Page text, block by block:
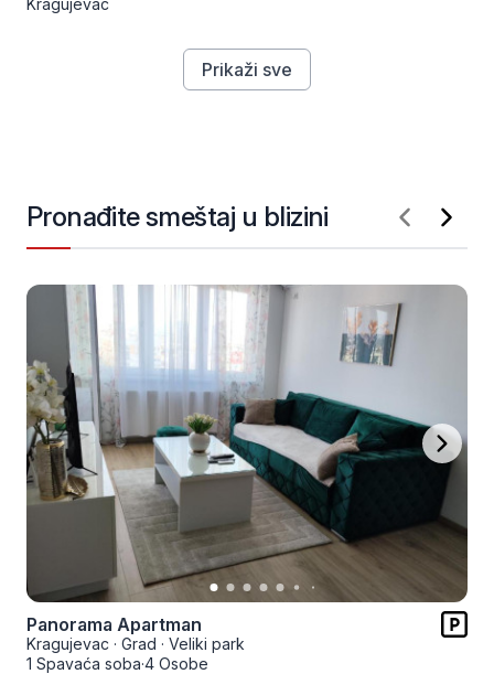
Kragujevac
Prikaži sve
Pronađite smeštaj u blizini
Panorama Apartman
Kragujevac · Grad · Veliki park
1 Spavaća soba·4 Osobe